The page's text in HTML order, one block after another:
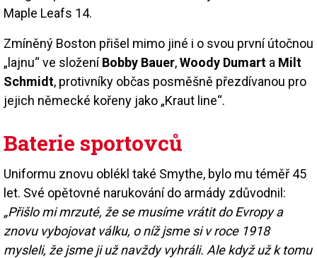
Maple Leafs 14.
Zmíněný Boston přišel mimo jiné i o svou první útočnou
„lajnu“ ve složeníBobby Bauer,Woody Dumart a Milt
Schmidt, protivníky občas posměšně přezdívanou pro
jejich německé kořeny jako „Kraut line“.
Baterie sportovců
Uniformu znovu oblékl také Smythe, bylo mu téměř 45
let. Své opětovné narukování do armády zdůvodnil:
„Přišlo mi mrzuté, že se musíme vrátit do Evropy a
znovu vybojovat válku, o níž jsme si v roce 1918
mysleli, že jsme ji už navždy vyhráli. Ale když už k tomu